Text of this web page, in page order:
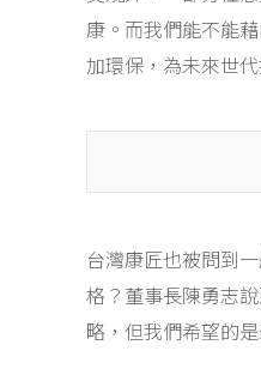
康。而我們能不能
加環保，為未來世
台灣康匠也被問到
格？董事長陳勇志
略，但我們希望的